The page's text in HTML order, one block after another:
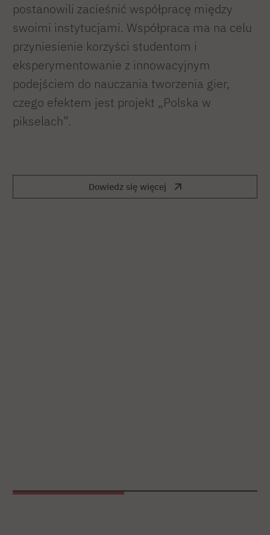
postanowili zacieśnić współpracę między
swoimi instytucjami. Współpraca ma na celu
przyniesienie korzyści studentom i
eksperymentowanie z innowacyjnym
podejściem do nauczania tworzenia gier,
czego efektem jest projekt „Polska w
pikselach”.
Dowiedz się więcej